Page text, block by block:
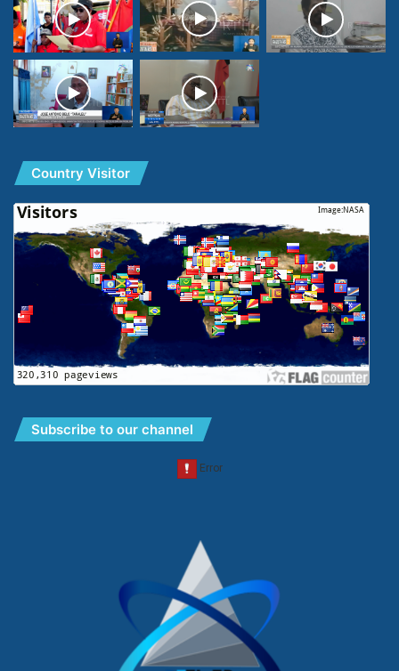
Country Visitor
Subscribe to our channel